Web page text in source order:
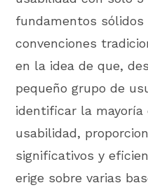
fundamentos
convenciones
en la idea de que,
pequeño grupo de
identificar la
usabilidad,
significativos y
erige sobre varias